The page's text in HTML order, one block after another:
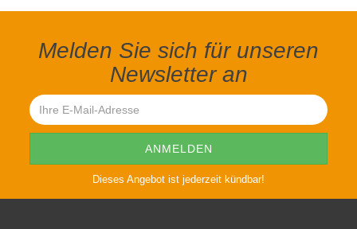
Melden Sie sich für unseren
Newsletter an
Dieses Angebot ist jederzeit kündbar!